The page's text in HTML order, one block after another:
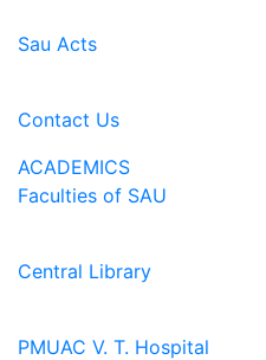
Sau Acts
Contact Us
ACADEMICS
Faculties of SAU
Central Library
PMUAC V. T. Hospital